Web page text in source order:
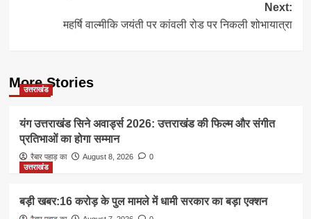
Next:
महर्षि वाल्मीकि जयंती पर कांवली रोड पर निकली शोभायात्रा
More Stories
उत्तराखंड
यंग उत्तराखंड सिने अवार्ड्स 2026: उत्तराखंड की फिल्म और संगीत
प्रतिभाओं का होगा सम्मान
रैबार पहाड़ का August 8, 2026
0
उत्तराखंड
बड़ी खबर:16 करोड़ के पुल मामले में धामी सरकार का बड़ा एक्शन